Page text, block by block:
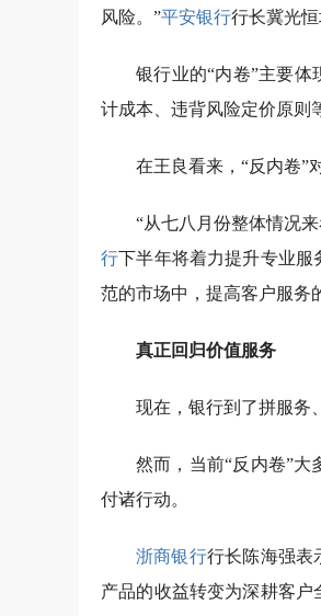
风险。”平安银行行长冀光恒
银行业的“内卷”主要
计成本、违背风险定价原则
在王良看来，“反内卷”
“从七八月份整体情况
行下半年将着力提升专业服
范的市场中，提高客户服务
真正回归价值服务
现在，银行到了拼服务
然而，当前“反内卷”
付诸行动。
浙商银行行长陈海强表
产品的收益转变为深耕客户